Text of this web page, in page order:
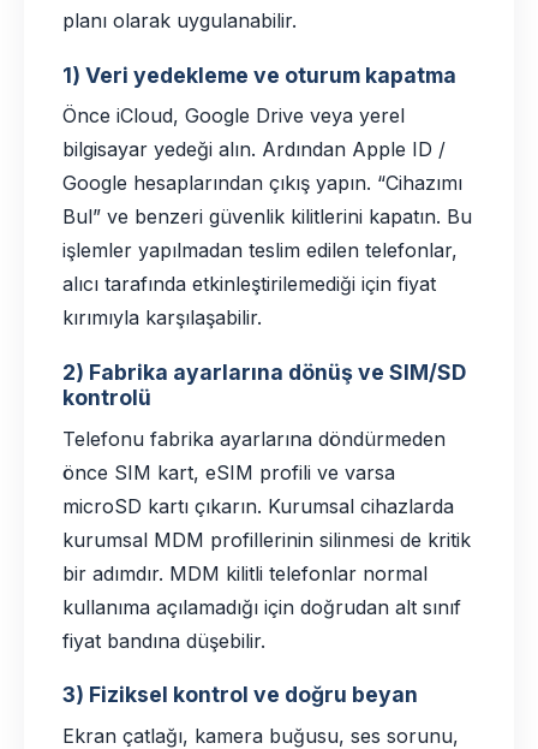
planı olarak uygulanabilir.
1) Veri yedekleme ve oturum kapatma
Önce iCloud, Google Drive veya yerel
bilgisayar yedeği alın. Ardından Apple ID /
Google hesaplarından çıkış yapın. “Cihazımı
Bul” ve benzeri güvenlik kilitlerini kapatın. Bu
işlemler yapılmadan teslim edilen telefonlar,
alıcı tarafında etkinleştirilemediği için fiyat
kırımıyla karşılaşabilir.
2) Fabrika ayarlarına dönüş ve SIM/SD
kontrolü
Telefonu fabrika ayarlarına döndürmeden
önce SIM kart, eSIM profili ve varsa
microSD kartı çıkarın. Kurumsal cihazlarda
kurumsal MDM profillerinin silinmesi de kritik
bir adımdır. MDM kilitli telefonlar normal
kullanıma açılamadığı için doğrudan alt sınıf
fiyat bandına düşebilir.
3) Fiziksel kontrol ve doğru beyan
Ekran çatlağı, kamera buğusu, ses sorunu,